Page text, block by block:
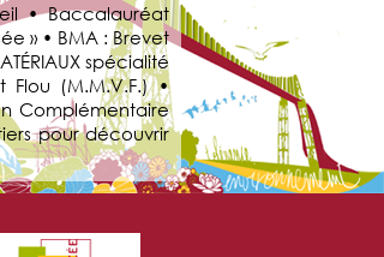
• Baccalauréat
» • BMA : Brevet
spécialité
Flou (M.M.V.F.) •
Complémentaire
pour découvrir